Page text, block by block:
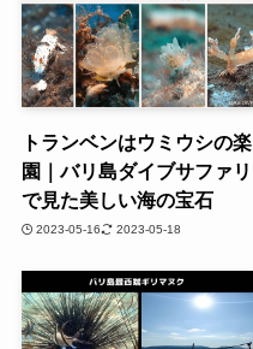
トランベンはウミウシの楽
園｜バリ島ダイブサファリ
で見た美しい海の宝石
2023-05-16 2023-05-18